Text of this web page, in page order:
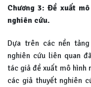
Chương 3: Đề xuất
nghiên cứu.
Dựa trên các nền
nghiên cứu liên quan
tác giả đề xuất mô hình
các giả thuyết nghiên